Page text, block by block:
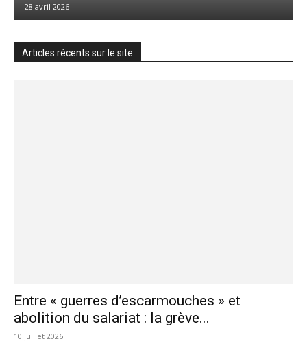
28 avril 2026
Articles récents sur le site
Entre « guerres d’escarmouches » et
abolition du salariat : la grève...
10 juillet 2026